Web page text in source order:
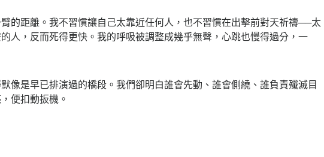
距離。我不習慣讓自己太靠近任何人，也不習慣在出擊前對天祈禱──太
人，反而死得更快。我的呼吸被調整成幾乎無聲，心跳也慢得過分，一
是早已排演過的橋段。我們卻明白誰會先動、誰會側繞、誰負責殲滅目
便扣動扳機。